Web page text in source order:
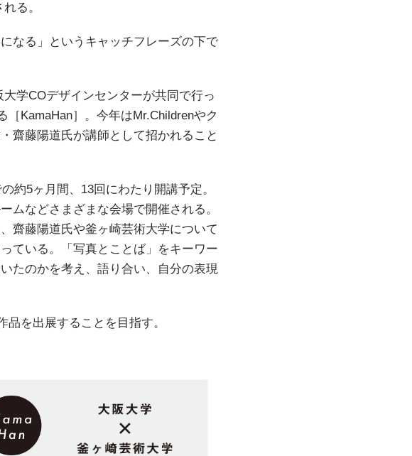
る。
なる」というキャッチフレーズの下で
学COデザインセンターが共同で行っ
KamaHan］。今年はMr.Childrenやク
齋藤陽道氏が講師として招かれること
約5ヶ月間、13回にわたり開講予定。
ムなどさまざまな会場で開催される。
齋藤陽道氏や釜ヶ崎芸術大学について
ている。「写真とことば」をキーワー
たのかを考え、語り合い、自分の表現
を出展することを目指す。